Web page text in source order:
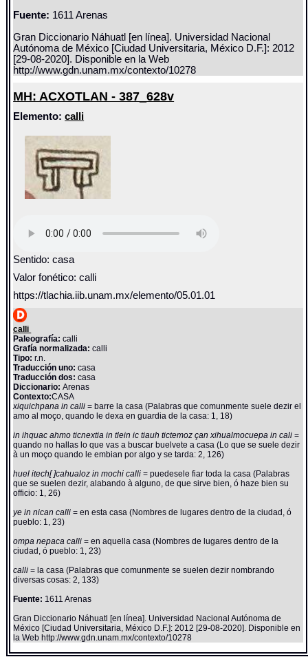
Fuente: 1611 Arenas
Gran Diccionario Náhuatl [en línea]. Universidad Nacional
Autónoma de México [Ciudad Universitaria, México D.F.]: 2012
[29-08-2020]. Disponible en la Web
http://www.gdn.unam.mx/contexto/10278
MH: ACXOTLAN - 387_628v
Elemento:calli
Sentido: casa
Valor fonético: calli
https://tlachia.iib.unam.mx/elemento/05.01.01
calli
Paleografía: calli
Grafía normalizada: calli
Tipo: r.n.
Traducción uno: casa
Traducción dos: casa
Diccionario:Arenas
Contexto:CASA
xiquichpana in calli= barre la casa (Palabras que comunmente suele dezir el
amo al moço, quando le dexa en guardia de la casa: 1, 18)
in ihquac ahmo ticnextia in tlein ic tiauh tictemoz çan xihualmocuepa in cali=
quando no hallas lo que vas a buscar buelvete a casa (Lo que se suele dezir
à un moço quando le embian por algo y se tarda: 2, 126)
huel itech[ ]cahualoz in mochi calli= puedesele fiar toda la casa (Palabras
que se suelen dezir, alabando à alguno, de que sirve bien, ó haze bien su
officio: 1, 26)
ye in nican calli= en esta casa (Nombres de lugares dentro de la ciudad, ó
pueblo: 1, 23)
ompa nepaca calli= en aquella casa (Nombres de lugares dentro de la
ciudad, ó pueblo: 1, 23)
calli= la casa (Palabras que comunmente se suelen dezir nombrando
diversas cosas: 2, 133)
Fuente: 1611 Arenas
Gran Diccionario Náhuatl [en línea]. Universidad Nacional Autónoma de
México [Ciudad Universitaria, México D.F.]: 2012 [29-08-2020]. Disponible en
la Web http://www.gdn.unam.mx/contexto/10278